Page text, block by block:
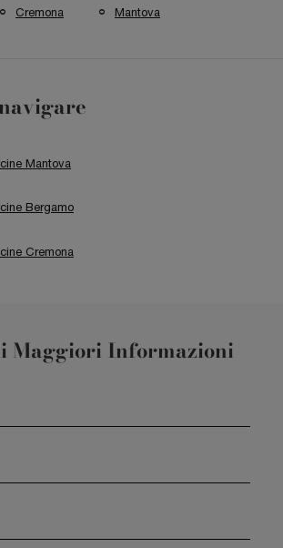
Cremona Mantova
Mantova
Bergamo
Cremona
Maggiori Informazioni